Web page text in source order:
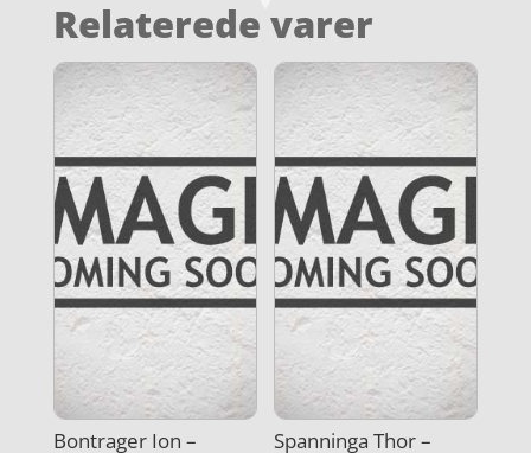
Relaterede varer
Bontrager Ion – Spanninga Thor –